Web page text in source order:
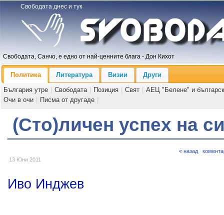
Свободата днес и тук
Свободата, Санчо, е едно от най-ценните блага - Дон Кихот
Политика Литература Визии
Други
България утре
Свободата Позиция Свят
АЕЦ "Белене" и
Очи в очи
Писма от другаде
(Сто)личен успех на
13 Юни 2011
« назад
Иво Инджев